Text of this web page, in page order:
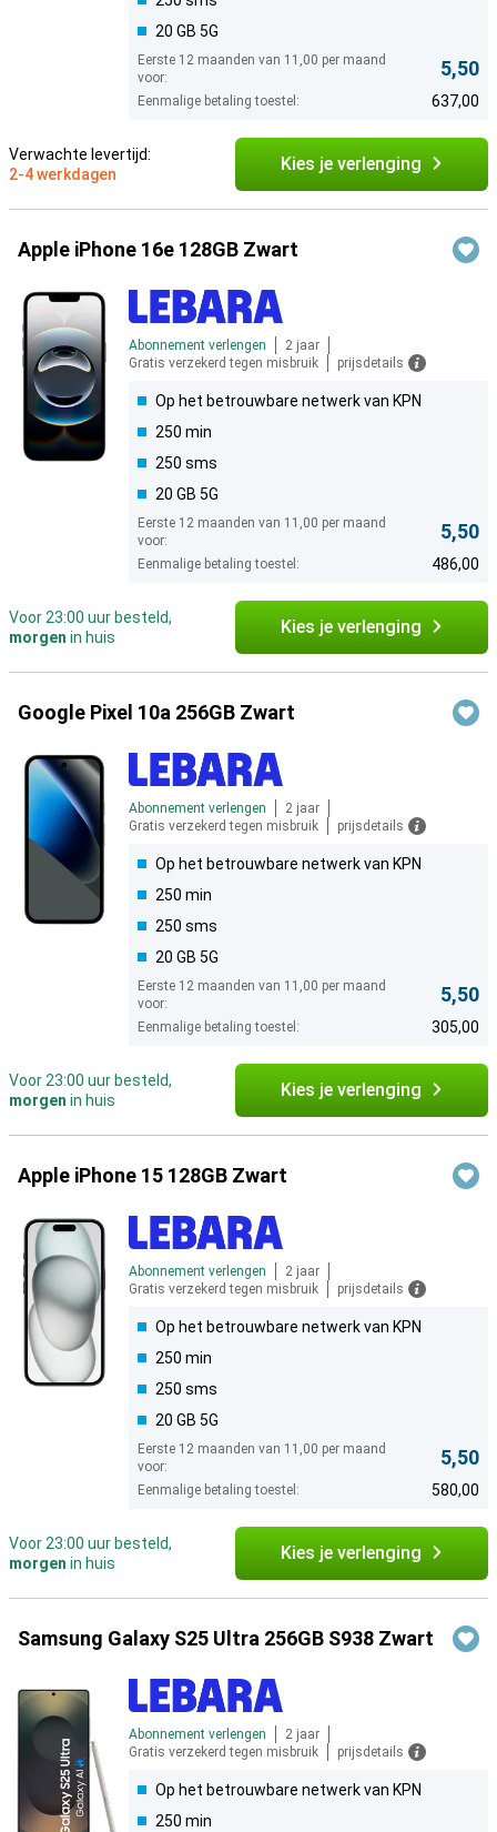
20 GB 5G
Eerste 12 maanden van 11,00 per maand
voor:
5,50
Eenmalige betaling toestel: 637,00
Verwachte levertijd:
2-4 werkdagen
Kies je verlenging
Apple iPhone 16e 128GB Zwart
Abonnement verlengen
2 jaar
Gratis verzekerd tegen misbruik
prijsdetails
Op het betrouwbare netwerk van KPN
250 min
250 sms
20 GB 5G
Eerste 12 maanden van 11,00 per maand
voor:
5,50
Eenmalige betaling toestel: 486,00
Voor 23:00 uur besteld,
morgen in huis Kies je verlenging
Google Pixel 10a 256GB Zwart
Abonnement verlengen
2 jaar
Gratis verzekerd tegen misbruik
prijsdetails
Op het betrouwbare netwerk van KPN
250 min
250 sms
20 GB 5G
Eerste 12 maanden van 11,00 per maand
voor:
5,50
Eenmalige betaling toestel: 305,00
Voor 23:00 uur besteld,
morgen in huis Kies je verlenging
Apple iPhone 15 128GB Zwart
Abonnement verlengen
2 jaar
Gratis verzekerd tegen misbruik
prijsdetails
Op het betrouwbare netwerk van KPN
250 min
250 sms
20 GB 5G
Eerste 12 maanden van 11,00 per maand
voor:
5,50
Eenmalige betaling toestel: 580,00
Voor 23:00 uur besteld,
morgen in huis Kies je verlenging
Samsung Galaxy S25 Ultra 256GB S938 Zwart
Abonnement verlengen
2 jaar
Gratis verzekerd tegen misbruik
prijsdetails
Op het betrouwbare netwerk van KPN
250 min